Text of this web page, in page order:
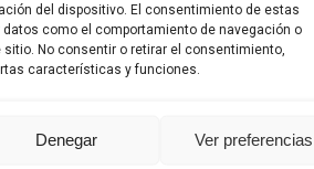
del dispositivo. El consentimiento de estas
como el comportamiento de navegación o
No consentir o retirar el consentimiento,
características y funciones.
Denegar Ver preferencias
Share
on
Share
on
Share
on